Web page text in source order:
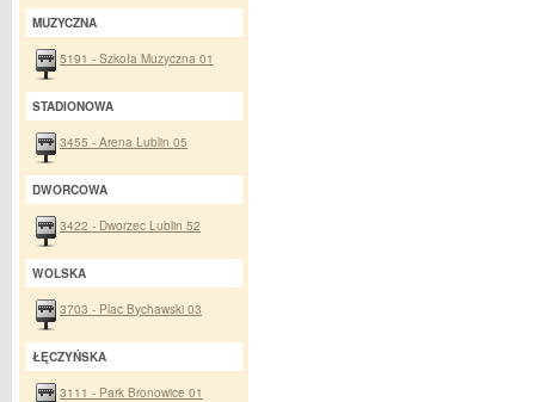
MUZYCZNA
5191 - Szkoła Muzyczna 01
STADIONOWA
3455 - Arena Lublin 05
DWORCOWA
3422 - Dworzec Lublin 52
WOLSKA
3703 - Plac Bychawski 03
ŁĘCZYŃSKA
3111 - Park Bronowice 01